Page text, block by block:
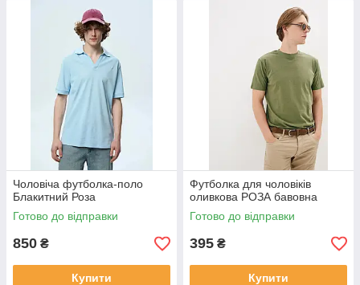
Чоловіча футболка-поло
Блакитний Роза
Готово до відправки
850 ₴
Купити
Футболка для чоловіків
оливкова РОЗА бавовна
Готово до відправки
395 ₴
Купити